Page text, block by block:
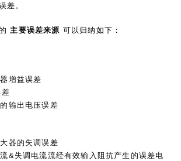
差。
主要误差来源 可以归纳如下：
增益误差
输出电压误差
器的失调误差
&失调电流流经有效输入阻抗产生的误差电